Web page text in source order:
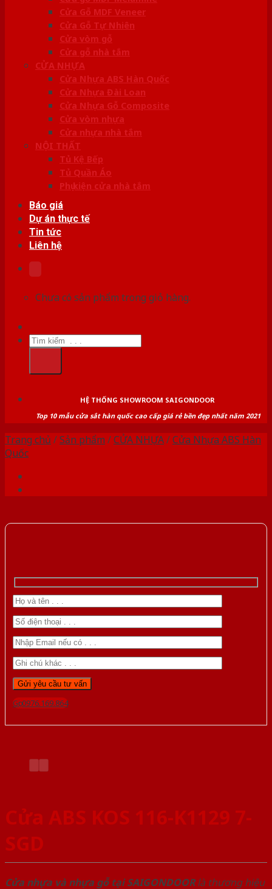
Cửa Gỗ MDF Veneer
Cửa Gỗ Tự Nhiên
Cửa vòm gỗ
Cửa gỗ nhà tắm
CỬA NHỰA
Cửa Nhựa ABS Hàn Quốc
Cửa Nhựa Đài Loan
Cửa Nhựa Gỗ Composite
Cửa vòm nhựa
Cửa nhựa nhà tắm
NỘI THẤT
Tủ Kệ Bếp
Tủ Quần Áo
Phụ kiện cửa nhà tắm
Báo giá
Dự án thực tế
Tin tức
Liên hệ
Chưa có sản phẩm trong giỏ hàng.
Tìm
kiếm:
HỆ THỐNG SHOWROOM SAIGONDOOR
Top 10 mẫu cửa sắt hàn quốc cao cấp giá rẻ bền đẹp nhất năm 2021
Trang chủ /Sản phẩm /CỬA NHỰA/Cửa Nhựa ABS Hàn
Quốc
Gọi 0976.169.864
Cửa ABS KOS 116-K1129 7-
SGD
Cửa nhựa và nhựa gỗ tại SAIGONDOORlà thương hiệu